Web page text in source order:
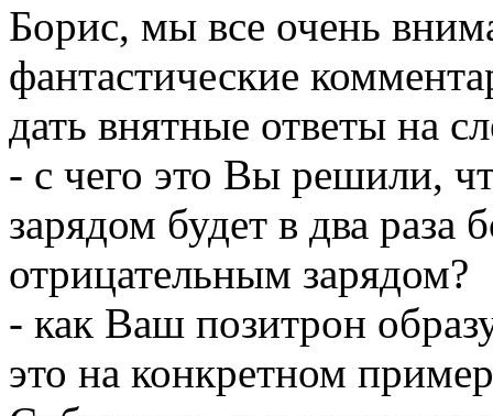
Борис, мы все очень
фантастические
дать внятные ответы на
- с чего это Вы решили,
зарядом будет в два раза
отрицательным зарядом?
- как Ваш позитрон
это на конкретном